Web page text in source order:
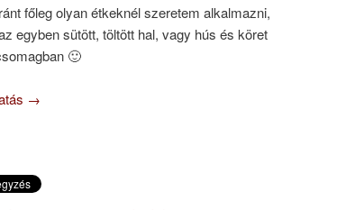
főleg olyan étkeknél szeretem alkalmazni,
egyben sütött, töltött hal, vagy hús és köret
🙂
→